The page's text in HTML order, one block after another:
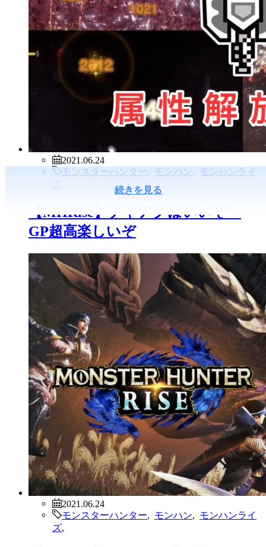
続きを見る
2021.06.24
モンスターハンター
モンハン
モンハンライ
ズ
【MHRise】チャアクはいいぞ～
GP超高楽しいぞ
2021.06.24
モンスターハンター
モンハン
モンハンライ
ズ